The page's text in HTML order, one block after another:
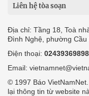
Liên hệ tòa soạn
Địa chỉ: Tầng 18, Toà
Đình Nghệ, phường Cầu
Điện thoại: 02439369898
Email:
© 1997 Báo
lại thông tin từ website